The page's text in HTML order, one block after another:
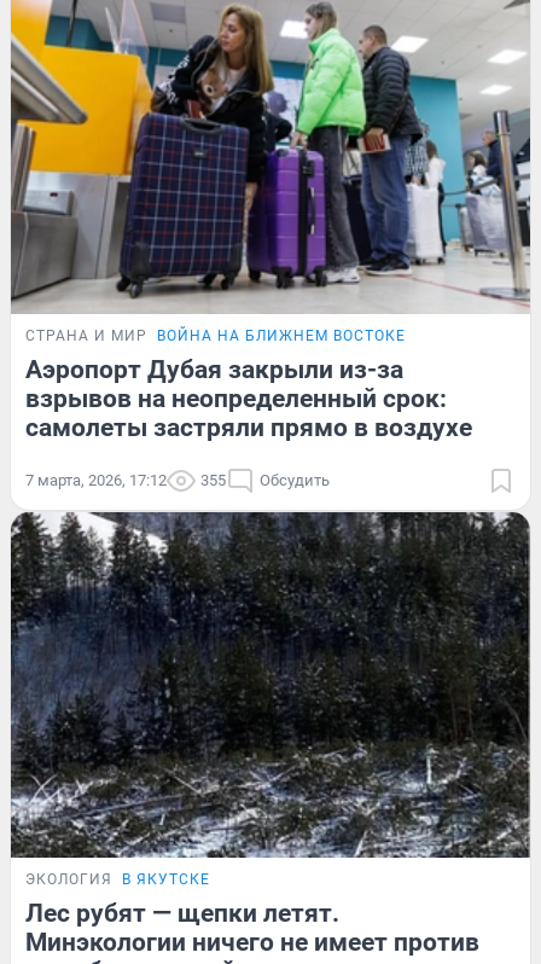
СТРАНА И МИР ВОЙНА НА БЛИЖНЕМ ВОСТОКЕ
Аэропорт Дубая закрыли из-за
взрывов на неопределенный срок:
самолеты застряли прямо в воздухе
7 марта, 2026, 17:12 355 Обсудить
ЭКОЛОГИЯ В ЯКУТСКЕ
Лес рубят — щепки летят.
Минэкологии ничего не имеет против